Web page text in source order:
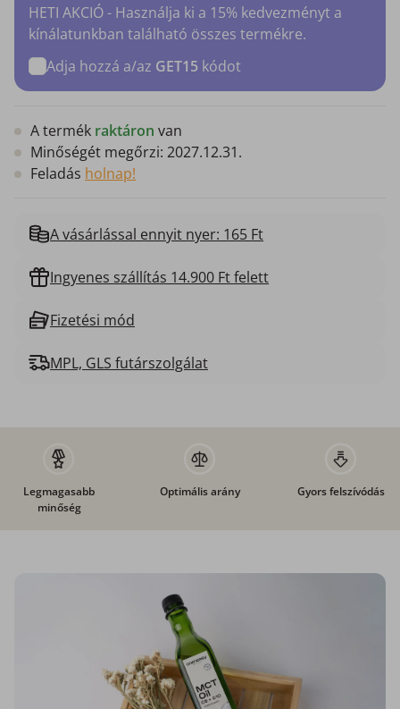
HETI AKCIÓ - Használja ki a 15% kedvezményt a
kínálatunkban található összes termékre.
Adja hozzá a/az GET15 kódot
A termék raktáron van
Minőségét megőrzi: 2027.12.31.
Feladás holnap!
A vásárlással ennyit nyer: 165 Ft
Ingyenes szállítás 14.900 Ft felett
Fizetési mód
MPL, GLS futárszolgálat
Legmagasabb
minőség
Optimális arány Gyors felszívódás